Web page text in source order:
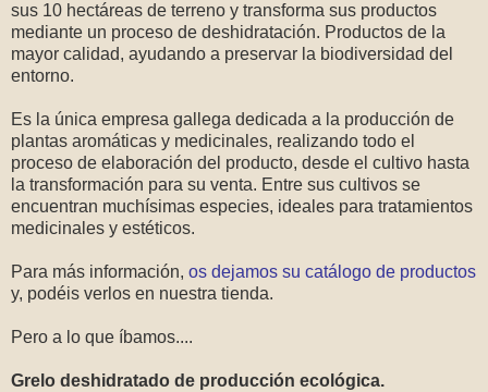
sus 10 hectáreas de terreno y transforma sus productos
mediante un proceso de deshidratación. Productos de la
mayor calidad, ayudando a preservar la biodiversidad del
entorno.
Es la única empresa gallega dedicada a la producción de
plantas aromáticas y medicinales, realizando todo el
proceso de elaboración del producto, desde el cultivo hasta
la transformación para su venta. Entre sus cultivos se
encuentran muchísimas especies, ideales para tratamientos
medicinales y estéticos.
Para más información, os dejamos su catálogo de productos
y, podéis verlos en nuestra tienda.
Pero a lo que íbamos....
Grelo deshidratado de producción ecológica.